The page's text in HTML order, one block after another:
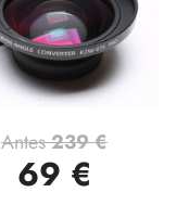
Antes239 €
69 €